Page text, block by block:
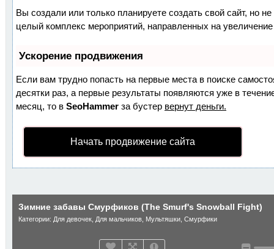
Вы создали или только планируете создать свой сайт, но
целый комплекс мероприятий, направленных на
Ускорение продвижения
Если вам трудно попасть на первые места в поиске
десятки раз, а первые результаты появляются уже в
месяц, то в SeoHammer за бустер вернут деньги.
Начать продвижение сайта
Зимние забавы Смурфиков (The Smurf's Snowball Fight)
Категории: Для девочек Для мальчиков Мультяшки Смурфики